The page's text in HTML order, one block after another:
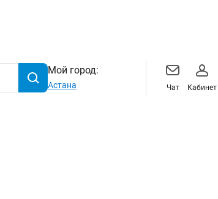
Мой город:
Астана Чат Кабинет